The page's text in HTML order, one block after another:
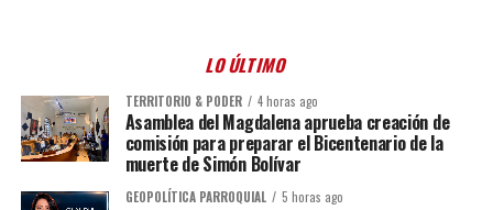
LO ÚLTIMO
TERRITORIO & PODER 4 horas ago
Asamblea del Magdalena aprueba creación de
comisión para preparar el Bicentenario de la
muerte de Simón Bolívar
GEOPOLÍTICA PARROQUIAL 5 horas ago